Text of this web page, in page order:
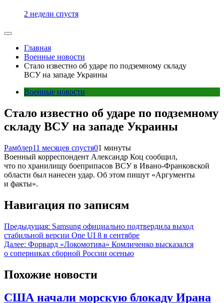
2 недели спустя
Главная
Военные новости
Стало известно об ударе по подземному складу
ВСУ на западе Украины
Военные новости
Стало известно об ударе по подземному
складу ВСУ на западе Украины
Рамблер11 месяцев спустя01 минуты
Военный корреспондент Александр Коц сообщил,
что по хранилищу боеприпасов ВСУ в Ивано-Франковской
области был нанесен удар. Об этом пишут «Аргументы
и факты».
Навигация по записям
Предыдущая: Samsung официально подтвердила выход
стабильной версии One UI 8 в сентябре
Далее: Форвард «Локомотива» Комличенко высказался
о соперниках сборной России осенью
Похожие новости
США начали морскую блокаду Ирана